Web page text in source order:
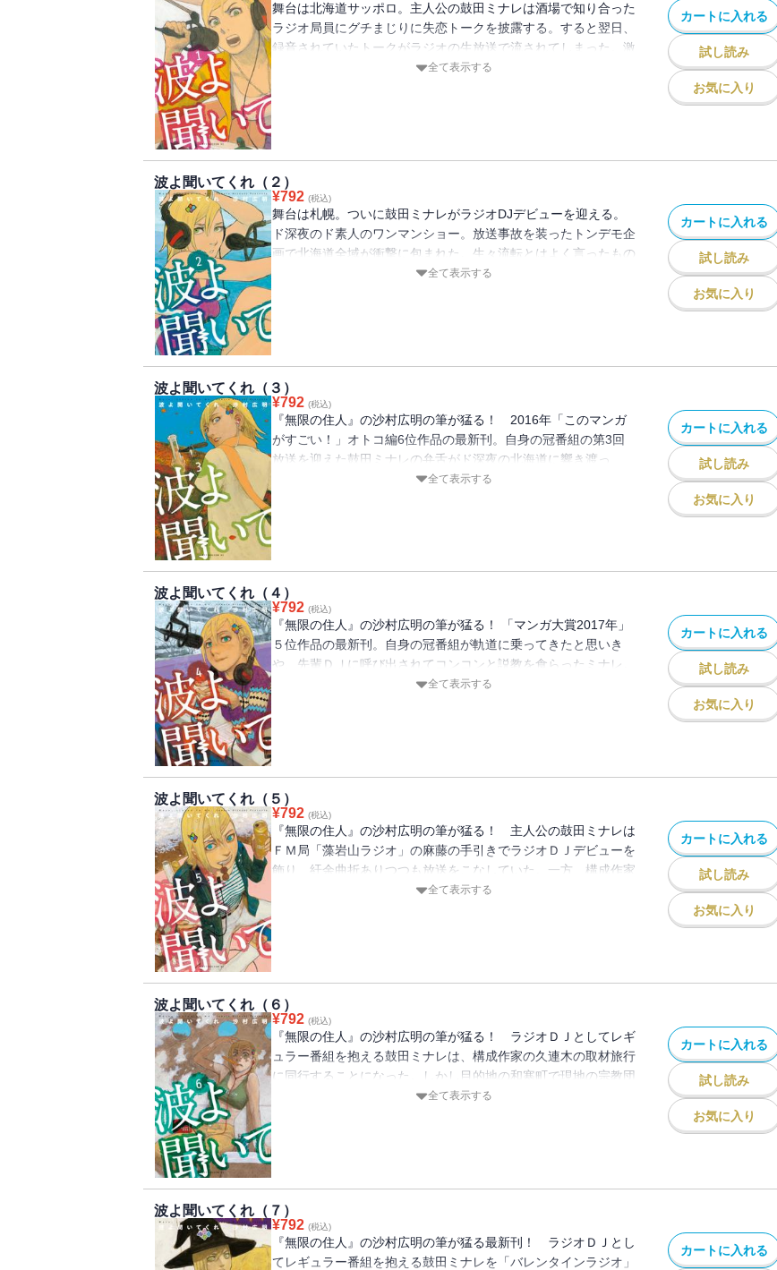
舞台は北海道サッポロ。主人公の鼓田ミナレは酒場で知り合った
ラジオ局員にグチまじりに失恋トークを披露する。すると翌日、
録音されていたトークがラジオの生放送で流されてしまった。激
高したミナレはラジオ局に突撃するも、ディレクターの口車に乗
全て表示する
カートに入れる
試し読み
お気に入り
波よ聞いてくれ（２）
¥792 (税込)
舞台は札幌。ついに鼓田ミナレがラジオDJデビューを迎える。
ド深夜のド素人のワンマンショー。放送事故を装ったトンデモ企
画で北海道全域が衝撃に包まれた。生々流転とはよく言ったもの
で、この日を境に彼女の人生は一変。ついに「あの男」から連絡
全て表示する
カートに入れる
試し読み
お気に入り
波よ聞いてくれ（３）
¥792 (税込)
『無限の住人』の沙村広明の筆が猛る！ 2016年「このマンガ
がすごい！」オトコ編6位作品の最新刊。自身の冠番組の第3回
放送を迎えた鼓田ミナレの弁舌がド深夜の北海道に響き渡っ
た！ 自分を裏切った元カレを埋蔵するという前代未聞の難企画
全て表示する
カートに入れる
試し読み
お気に入り
波よ聞いてくれ（４）
¥792 (税込)
『無限の住人』の沙村広明の筆が猛る！ 「マンガ大賞2017年」
５位作品の最新刊。自身の冠番組が軌道に乗ってきたと思いき
や、先輩ＤＪに呼び出されてコンコンと説教を食らったミナレ。
一方、同居人の瑞穂が思いを寄せる構成作家・久連木が藻岩山ラ
全て表示する
カートに入れる
試し読み
お気に入り
波よ聞いてくれ（５）
¥792 (税込)
『無限の住人』の沙村広明の筆が猛る！ 主人公の鼓田ミナレは
ＦＭ局「藻岩山ラジオ」の麻藤の手引きでラジオＤＪデビューを
飾り、紆余曲折ありつつも放送をこなしていた。一方、構成作家
の久連木が小説家への転身を表明し、新作の取材旅行計画が持ち
全て表示する
カートに入れる
試し読み
お気に入り
波よ聞いてくれ（６）
¥792 (税込)
『無限の住人』の沙村広明の筆が猛る！ ラジオＤＪとしてレギ
ュラー番組を抱える鼓田ミナレは、構成作家の久連木の取材旅行
に同行することになった。しかし目的地の和寒町で現地の宗教団
体に拉致されてしまう。求めに応じてラジオ番組を制作したもの
全て表示する
カートに入れる
試し読み
お気に入り
波よ聞いてくれ（７）
¥792 (税込)
『無限の住人』の沙村広明の筆が猛る最新刊！ ラジオＤＪとし
てレギュラー番組を抱える鼓田ミナレを「バレンタインラジオ」
カートに入れる